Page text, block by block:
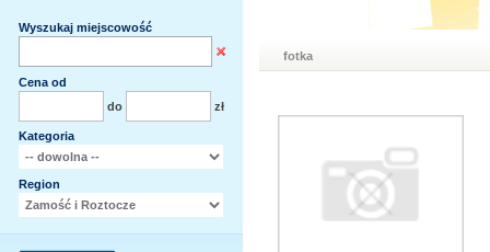
Wyszukaj miejscowość
Cena od
do
zł
Kategoria
Region
fotka